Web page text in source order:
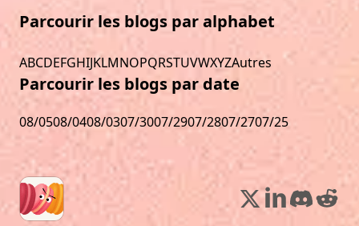
Parcourir les blogs par alphabet
ABCDEFGHIJKLMNOPQRSTUVWXYZAutres
Parcourir les blogs par date
08/0508/0408/0307/3007/2907/2807/2707/25